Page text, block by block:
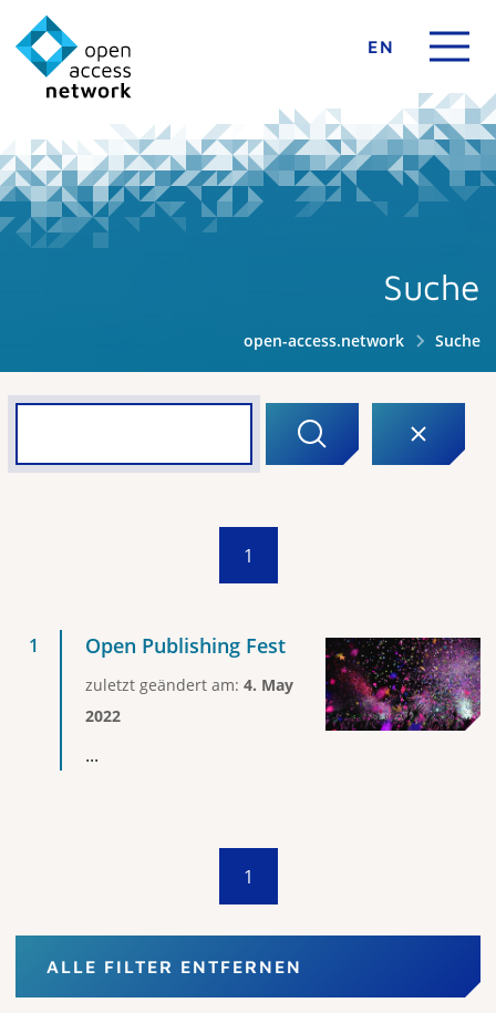
EN
Suche
open-access.network Suche
1
Open Publishing Fest
zuletzt geändert am: 4. May
2022
...
1
ALLE FILTER ENTFERNEN